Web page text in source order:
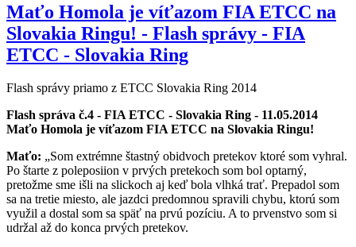
Maťo Homola je víťazom FIA ETCC na
Slovakia Ringu! - Flash správy - FIA
ETCC - Slovakia Ring
Flash správy priamo z ETCC Slovakia Ring 2014
Flash správa č.4 - FIA ETCC - Slovakia Ring - 11.05.2014
Maťo Homola je víťazom FIA ETCC na Slovakia Ringu!
Maťo: „Som extrémne štastný obidvoch pretekov ktoré som vyhral.
Po štarte z poleposiion v prvých pretekoch som bol optarný,
pretožme sme išli na slickoch aj keď bola vlhká trať. Prepadol som
sa na tretie miesto, ale jazdci predomnou spravili chybu, ktorú som
využil a dostal som sa späť na prvú pozíciu. A to prvenstvo som si
udržal až do konca prvých pretekov.